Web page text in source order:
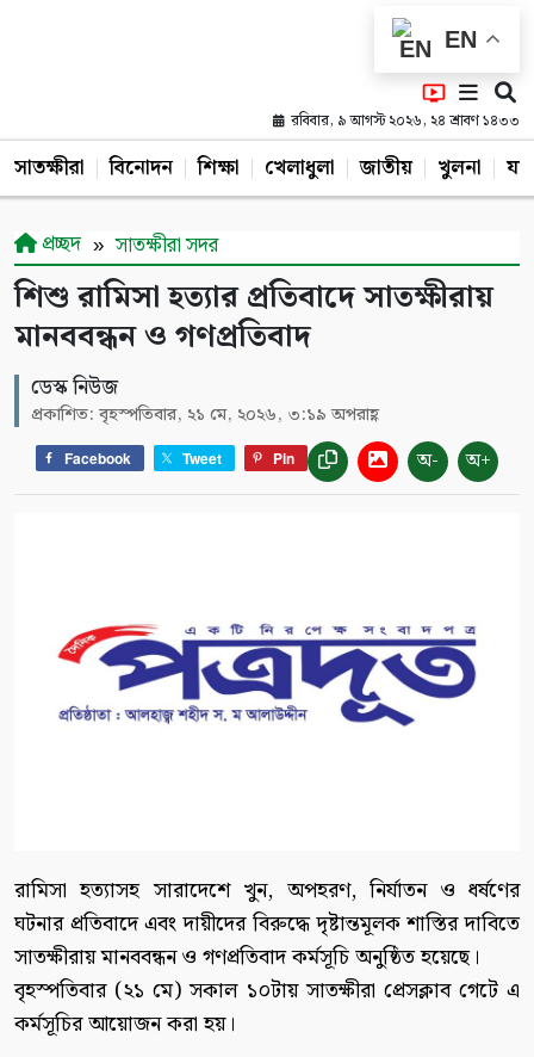
EN
রবিবার, ৯ আগস্ট ২০২৬, ২৪ শ্রাবণ ১৪৩৩
সাতক্ষীরা বিনোদন শিক্ষা খেলাধুলা জাতীয় খুলনা
প্রচ্ছদ সাতক্ষীরা সদর
শিশু রামিসা হত্যার প্রতিবাদে সাতক্ষীরায়
মানববন্ধন ও গণপ্রতিবাদ
ডেস্ক নিউজ
প্রকাশিত: বৃহস্পতিবার, ২১ মে, ২০২৬, ৩:১৯ অপরাহ্ণ
Facebook Tweet Pin অ- অ+
রামিসা হত্যাসহ সারাদেশে খুন, অপহরণ, নির্যাতন ও ধর্ষণের
ঘটনার প্রতিবাদে এবং দায়ীদের বিরুদ্ধে দৃষ্টান্তমূলক শাস্তির দাবিতে
সাতক্ষীরায় মানববন্ধন ও গণপ্রতিবাদ কর্মসূচি অনুষ্ঠিত হয়েছে।
বৃহস্পতিবার (২১ মে) সকাল ১০টায় সাতক্ষীরা প্রেসক্লাব গেটে এ
কর্মসূচির আয়োজন করা হয়।